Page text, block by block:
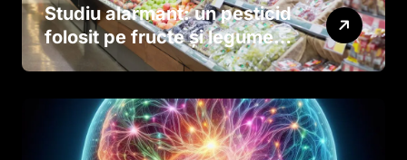
Studiu alarmant: un pesticid
folosit pe fructe și legume
ar putea afecta dezvoltarea
dinainte de naștere